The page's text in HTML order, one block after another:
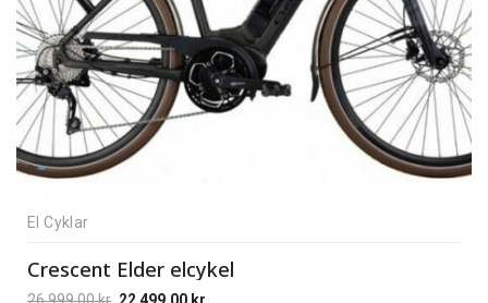
El Cyklar
Crescent Elder elcykel